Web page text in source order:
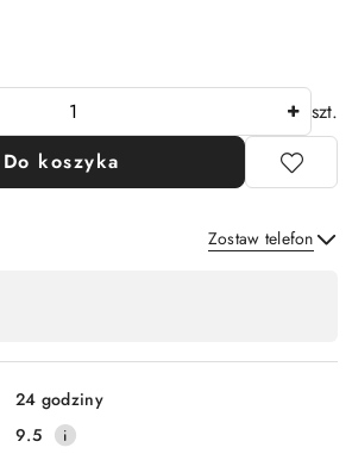
szt.
Do koszyka
Zostaw telefon
24 godziny
9.5